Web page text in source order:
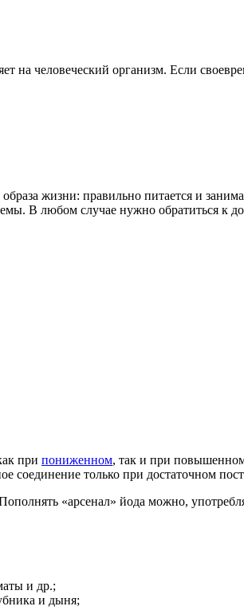
человеческий организм. Если
жизни: правильно питается и
В любом случае нужно обратиться к
при пониженном, так и при
соединение только при достаточном
«арсенал» йода можно,
и др.;
и дыня;